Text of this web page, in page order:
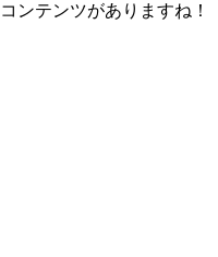
ンテンツがありますね！